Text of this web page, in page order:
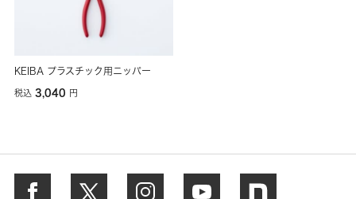
KEIBA プラスチック用ニッパー
税込3,040 円